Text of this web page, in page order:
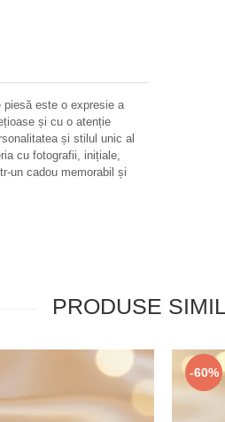
piesă este o expresie a
și cu o atenție
și stilul unic al
cu fotografii, inițiale,
un cadou memorabil și
PRODUSE
-60%